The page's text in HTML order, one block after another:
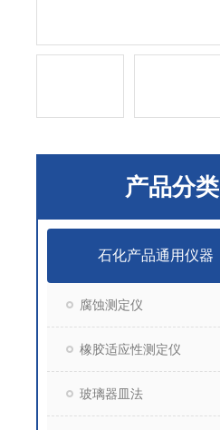
产品分类
石化产品通用仪器
腐蚀测定仪
橡胶适应性测定仪
玻璃器皿法